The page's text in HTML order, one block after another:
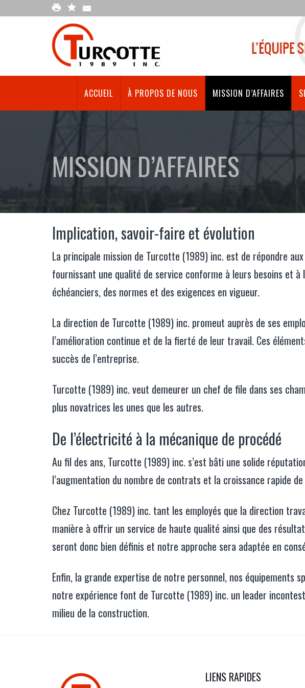
ACCUEIL À PROPOS DE NOUS MISSION D’AFFAIRES
MISSION D’AFFAIRES
Implication, savoir-faire et évolution
La principale mission de Turcotte (1989) inc. est de répondre
fournissant une qualité de service conforme à leurs besoins et
échéanciers, des normes et des exigences en vigueur.
La direction de Turcotte (1989) inc. promeut auprès de ses
l’amélioration continue et de la fierté de leur travail. Ces
succès de l’entreprise.
Turcotte (1989) inc. veut demeurer un chef de file dans ses
plus novatrices les unes que les autres.
De l’électricité à la mécanique de procédé
Au fil des ans, Turcotte (1989) inc. s’est bâti une solide
l’augmentation du nombre de contrats et la croissance rapide
Chez Turcotte (1989) inc. tant les employés que la direction
manière à offrir un service de haute qualité ainsi que des
seront donc bien définis et notre approche sera adaptée en
Enfin, la grande expertise de notre personnel, nos équipements
notre expérience font de Turcotte (1989) inc. un leader
milieu de la construction.
LIENS RAPIDES